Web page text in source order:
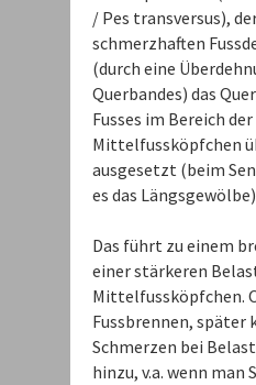
/ Pes transversus),
schmerzhaften
(durch eine
Querbandes) das
Fusses im Bereich der
Mittelfussköpfchen
ausgesetzt (beim
es das
Das führt zu einem
einer stärkeren
Mittelfussköpfchen.
Fussbrennen, später
Schmerzen bei
hinzu, v.a. wenn man